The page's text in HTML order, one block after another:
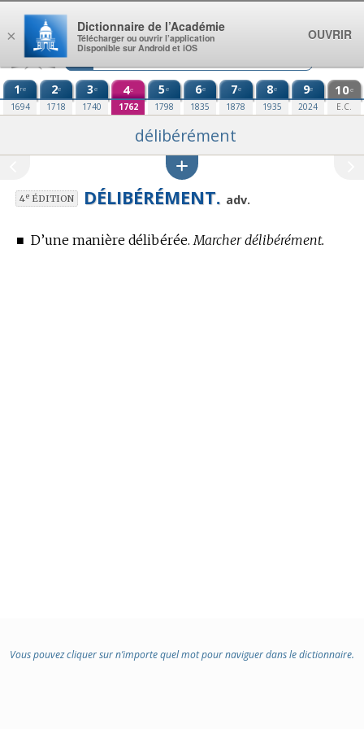
Aller au contenu
1re
1694
2e
1718
3e
1740
4e
1762
5e
1798
6e
1835
7e
1878
8e
1935
9e
2024
10e
E.C.
délibérément
4eÉDITION DÉLIBÉRÉMENT. adv.
■ D’une manière délibérée. Marcher délibérément.
Vous pouvez cliquer sur n’importe quel mot pour naviguer dans le dictionnaire.
×
Dictionnaire de l’Académie
Télécharger ou ouvrir l’application
Disponible sur Android et iOS
OUVRIR